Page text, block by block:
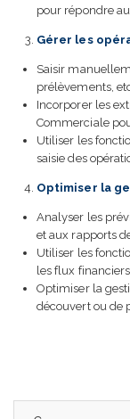
pour répondre
Gérer les
Saisir
prélèvements,
Incorporer les
Commerciale
Utiliser les
saisie des
Optimiser la
Analyser les
et aux rapports
Utiliser les
les flux
Optimiser la
découvert ou de